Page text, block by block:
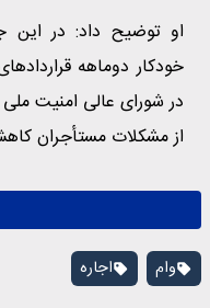
او توضیح داد: در این
در شورای عالی امنیت
از مشکلات مستأجران
وام اجاره